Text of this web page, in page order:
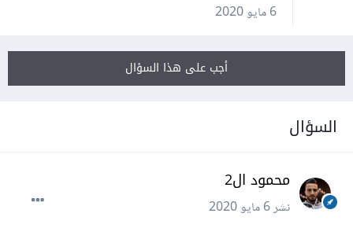
6 مايو 2020
أجب على هذا السؤال
السؤال
محمود ال2
نشر6 مايو 2020